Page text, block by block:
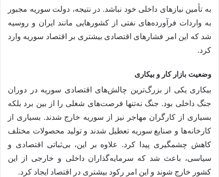
به تأمین نیازهای داخلی خود نباشد. در نتیجه، دولت سوریه مجبور
به واردات فرآورده‌های نفتی از کشورهایی مانند ایران و روسیه
شد که این امر فشارهای اقتصادی بیشتری بر اقتصاد سوریه وارد
کرد.
وضعیت بازار کار و بیکاری
بیکاری یکی از بزرگ‌ترین چالش‌های اقتصادی سوریه در دوران
جنگ داخلی بود. جنگ نه‌تنها فرصت‌های شغلی را از بین برد بلکه
بسیاری از کارگران مهاجر نیز از سوریه خارج شدند. بسیاری از
کارخانه‌ها و صنایع سوریه تعطیل شدند و تولید محصولات مختلف
کاهش چشمگیری پیدا کرد. علاوه بر این، بی‌ثباتی اقتصادی و
سیاسی، باعث شد که سرمایه‌گذاران داخلی و خارجی از این
کشور خارج شوند و این امر رکود بیشتری در اقتصاد ایجاد کرد.